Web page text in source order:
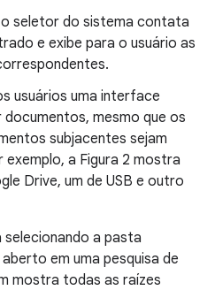
seletor do sistema contata
e exibe para o usuário as
usuários uma interface
mesmo que os
subjacentes sejam
a Figura 2 mostra
Drive, um de USB e outro
selecionando a pasta
em uma pesquisa de
mostra todas as raízes